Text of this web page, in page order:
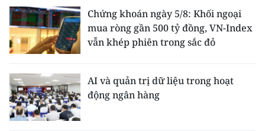
Chứng khoán ngày 5/8: Khối ngoại
mua ròng gần 500 tỷ đồng, VN-Index
vẫn khép phiên trong sắc đỏ
AI và quản trị dữ liệu trong hoạt
động ngân hàng